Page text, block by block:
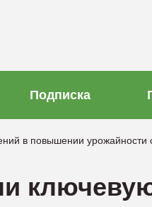
Подписка
в повышении